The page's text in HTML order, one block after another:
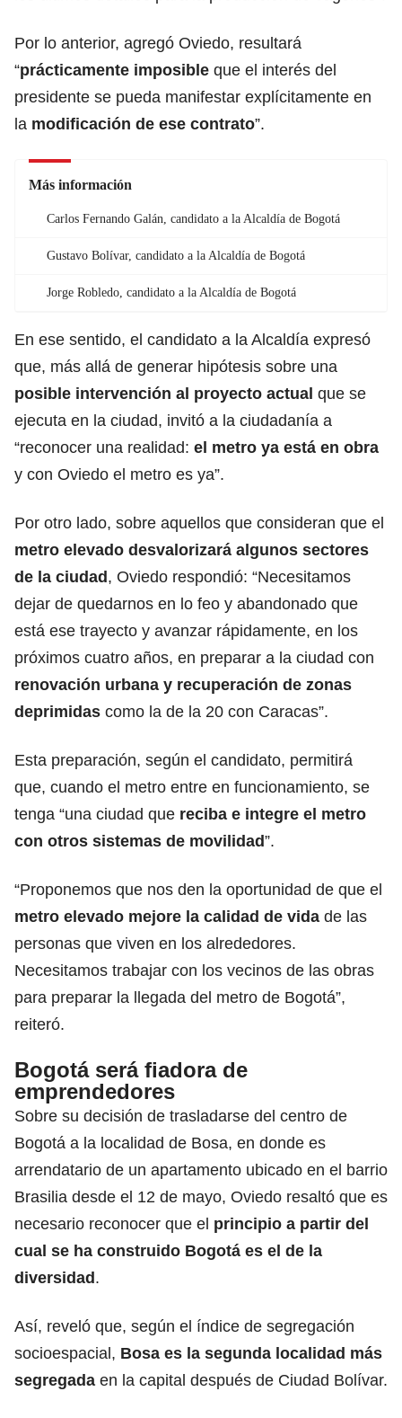
Por lo anterior, agregó Oviedo, resultará
“prácticamente imposible que el interés del
presidente se pueda manifestar explícitamente en
la modificación de ese contrato”.
Más información
Carlos Fernando Galán, candidato a la Alcaldía de Bogotá
Gustavo Bolívar, candidato a la Alcaldía de Bogotá
Jorge Robledo, candidato a la Alcaldía de Bogotá
En ese sentido, el candidato a la Alcaldía expresó
que, más allá de generar hipótesis sobre una
posible intervención al proyecto actual que se
ejecuta en la ciudad, invitó a la ciudadanía a
“reconocer una realidad: el metro ya está en obra
y con Oviedo el metro es ya”.
Por otro lado, sobre aquellos que consideran que el
metro elevado desvalorizará algunos sectores
de la ciudad, Oviedo respondió: “Necesitamos
dejar de quedarnos en lo feo y abandonado que
está ese trayecto y avanzar rápidamente, en los
próximos cuatro años, en preparar a la ciudad con
renovación urbana y recuperación de zonas
deprimidas como la de la 20 con Caracas”.
Esta preparación, según el candidato, permitirá
que, cuando el metro entre en funcionamiento, se
tenga “una ciudad que reciba e integre el metro
con otros sistemas de movilidad”.
“Proponemos que nos den la oportunidad de que el
metro elevado mejore la calidad de vida de las
personas que viven en los alrededores.
Necesitamos trabajar con los vecinos de las obras
para preparar la llegada del metro de Bogotá”,
reiteró.
Bogotá será fiadora de
emprendedores
Sobre su decisión de trasladarse del centro de
Bogotá a la localidad de Bosa, en donde es
arrendatario de un apartamento ubicado en el barrio
Brasilia desde el 12 de mayo, Oviedo resaltó que es
necesario reconocer que el principio a partir del
cual se ha construido Bogotá es el de la
diversidad.
Así, reveló que, según el índice de segregación
socioespacial, Bosa es la segunda localidad más
segregada en la capital después de Ciudad Bolívar.